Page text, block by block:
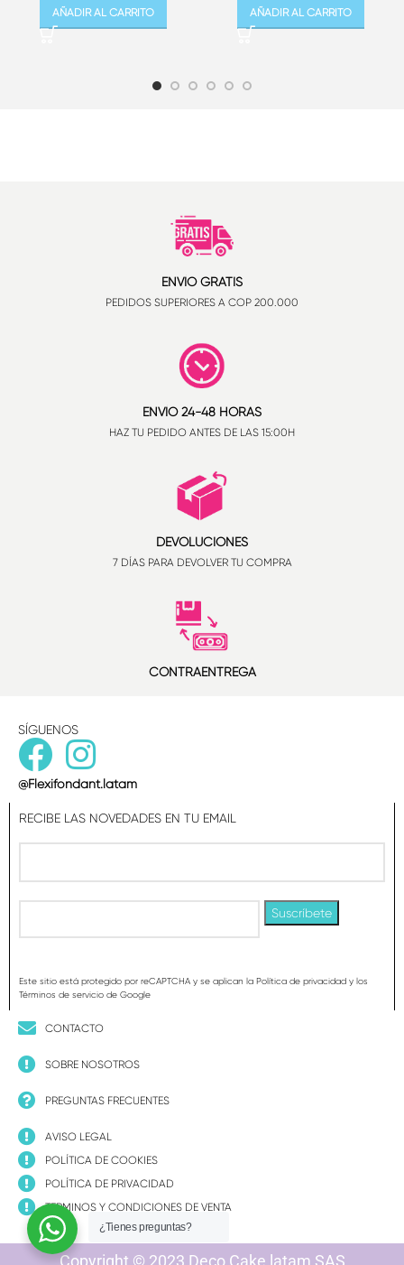
AÑADIR AL CARRITO AÑADIR AL CARRITO
ENVÍO GRATIS
PEDIDOS SUPERIORES A COP 200.000
ENVÍO 24-48 HORAS
HAZ TU PEDIDO ANTES DE LAS 15:00H
DEVOLUCIONES
7 DÍAS PARA DEVOLVER TU COMPRA
CONTRAENTREGA
SÍGUENOS
@Flexifondant.latam
RECIBE LAS NOVEDADES EN TU EMAIL
Este sitio está protegido por reCAPTCHA y se aplican la Política de privacidad y los
Términos de servicio de Google
CONTACTO
SOBRE NOSOTROS
PREGUNTAS FRECUENTES
AVISO LEGAL
POLÍTICA DE COOKIES
POLÍTICA DE PRIVACIDAD
TERMINOS Y CONDICIONES DE VENTA
Copyright © 2023 Deco Cake latam SAS
¿Tienes preguntas?